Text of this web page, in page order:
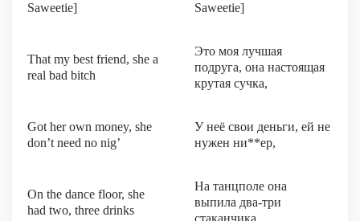
Saweetie]
Saweetie]
That my best friend, she a
real bad bitch
Это моя лучшая
подруга, она настоящая
крутая сучка,
Got her own money, she
don’t need no nig’
У неё свои деньги, ей не
нужен ни**ер,
On the dance floor, she
had two, three drinks
На танцполе она
выпила два-три
стаканчика,